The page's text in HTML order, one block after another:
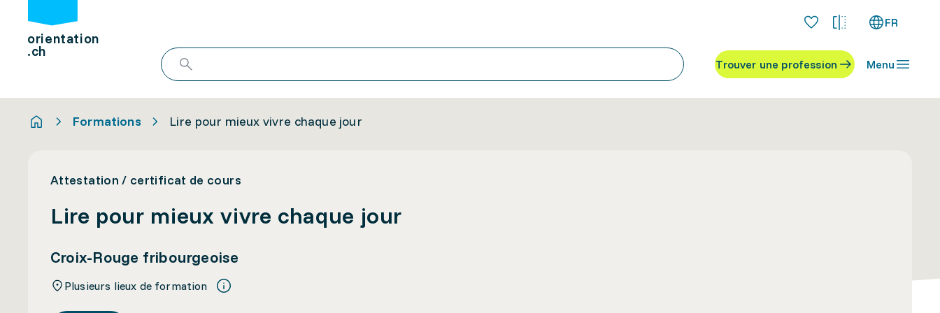
orientation
.ch
FR
Trouver une profession Menu
Formations Lire pour mieux vivre chaque jour
Attestation / certificat de cours
Lire pour mieux vivre chaque jour
Croix-Rouge fribourgeoise
Plusieurs lieux de formation